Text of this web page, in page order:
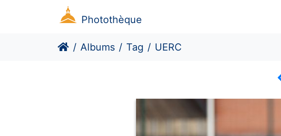
Photothèque
Albums Tag UERC